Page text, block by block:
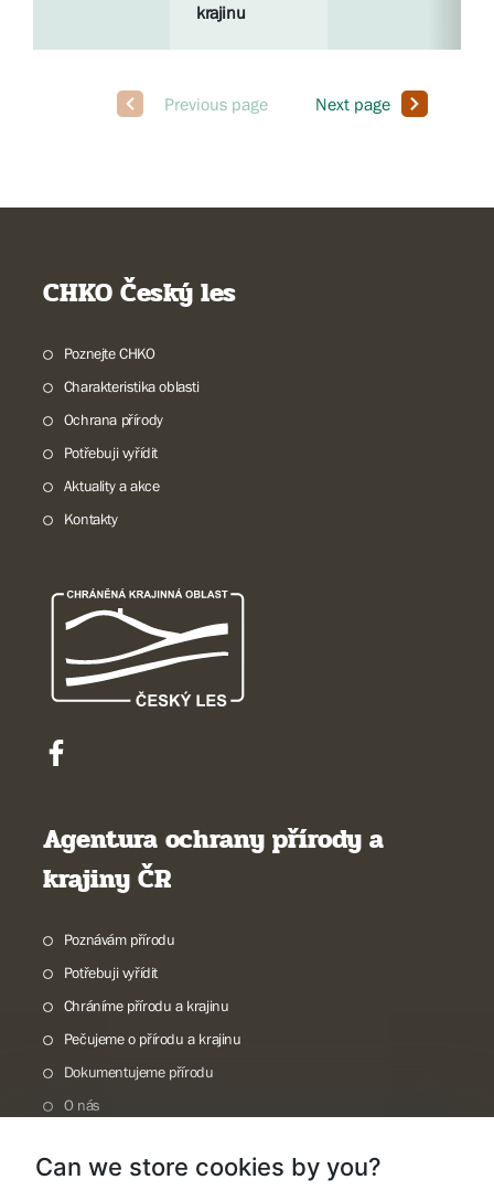
krajinu
CHKO Český les
Poznejte CHKO
Charakteristika oblasti
Ochrana přírody
Potřebuji vyřídit
Aktuality a akce
Kontakty
Agentura ochrany přírody a
krajiny ČR
Poznávám přírodu
Potřebuji vyřídit
Chráníme přírodu a krajinu
Pečujeme o přírodu a krajinu
Dokumentujeme přírodu
O nás
Can we store cookies by you?